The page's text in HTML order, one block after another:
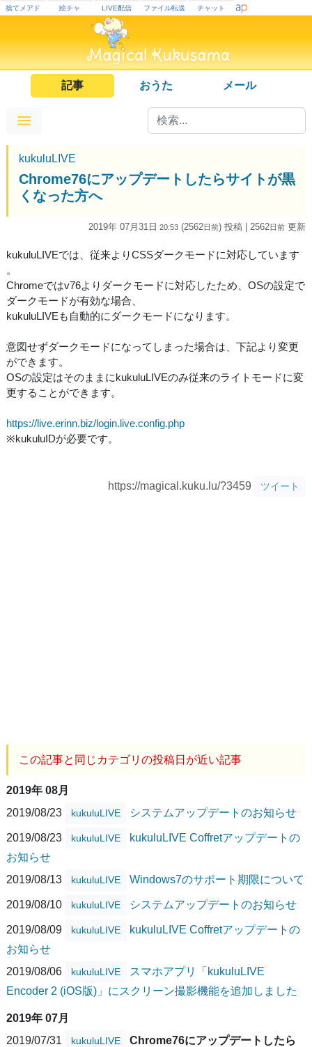
捨てメアド 絵チャ LIVE配信 ファイル転送 チャット
記事 おうた メール
kukuluLIVE
Chrome76にアップデートしたらサイトが黒
くなった方へ
2019年 07月31日 20:53 (2562日前) 投稿 | 2562日前 更新
kukuluLIVEでは、従来よりCSSダークモードに対応しています
。
Chromeではv76よりダークモードに対応したため、OSの設定で
ダークモードが有効な場合、
kukuluLIVEも自動的にダークモードになります。
意図せずダークモードになってしまった場合は、下記より変更
ができます。
OSの設定はそのままにkukuluLIVEのみ従来のライトモードに変
更することができます。
https://live.erinn.biz/login.live.config.php
※kukuluIDが必要です。
https://magical.kuku.lu/?3459 ツイート
この記事と同じカテゴリの投稿日が近い記事
2019年 08月
2019/08/23
kukuluLIVE システムアップデートのお知らせ
2019/08/23 kukuluLIVE
kukuluLIVE Coffretアップデートの
お知らせ
2019/08/13
kukuluLIVE Windows7のサポート期限について
2019/08/10 kukuluLIVE システムアップデートのお知らせ
2019/08/09 kukuluLIVE
kukuluLIVE Coffretアップデートの
お知らせ
2019/08/06
kukuluLIVE
スマホアプリ「kukuluLIVE
Encoder 2 (iOS版)」にスクリーン撮影機能を追加しました
2019年 07月
2019/07/31
kukuluLIVE
Chrome76にアップデートしたら